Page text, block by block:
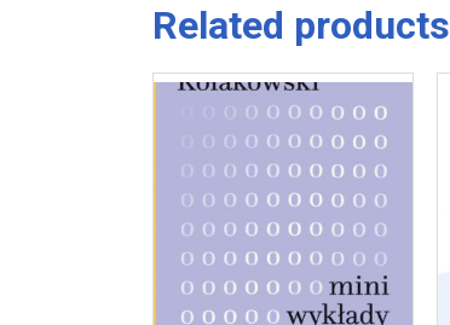
Related products